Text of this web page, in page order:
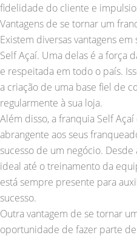
fidelidade do cliente e
Vantagens de se tornar um
Existem diversas vantagens
Self Açaí. Uma delas é a força
e respeitada em todo o país.
a criação de uma base fiel de
regularmente à sua loja.
Além disso, a franquia Self
abrangente aos seus
sucesso de um negócio.
ideal até o treinamento da
está sempre presente para
sucesso.
Outra vantagem de se tornar
oportunidade de fazer parte